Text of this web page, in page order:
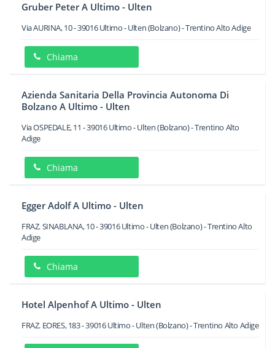
Gruber Peter A Ultimo - Ulten
Via AURINA, 10-39016 Ultimo - Ulten(Bolzano) -Trentino Alto Adige
Chiama
Azienda Sanitaria Della Provincia Autonoma Di
Bolzano A Ultimo - Ulten
Via OSPEDALE, 11 -39016Ultimo - Ulten(Bolzano) -Trentino Alto
Adige
Chiama
Egger Adolf A Ultimo - Ulten
FRAZ. SINABLANA, 10-39016 Ultimo - Ulten(Bolzano) -Trentino Alto
Adige
Chiama
Hotel Alpenhof A Ultimo - Ulten
FRAZ. EORES, 183-39016Ultimo - Ulten(Bolzano) -Trentino Alto Adige